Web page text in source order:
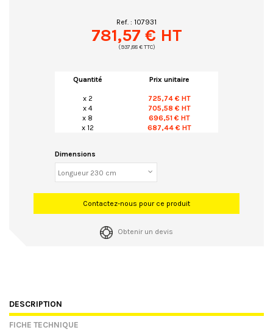
Ref. : 107931
781,57 € HT
(937,88 € TTC)
Quantité Prix unitaire
x 2
725,74 € HT
x 4
705,58 € HT
x 8
696,51 € HT
x 12
687,44 € HT
Dimensions
Contactez-nous pour ce produit
Obtenir un devis
DESCRIPTION
FICHE TECHNIQUE